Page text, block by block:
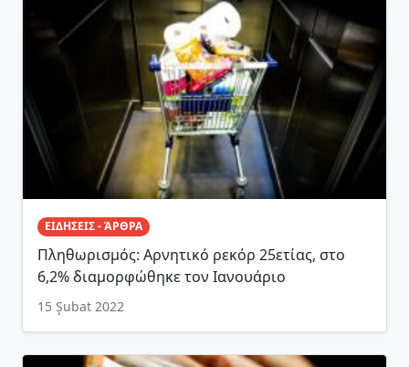
ΕΙΔΗΣΕΙΣ - ΆΡΘΡΑ
Πληθωρισμός: Αρνητικό ρεκόρ 25ετίας, στο
6,2% διαμορφώθηκε τον Ιανουάριο
15 Şubat 2022